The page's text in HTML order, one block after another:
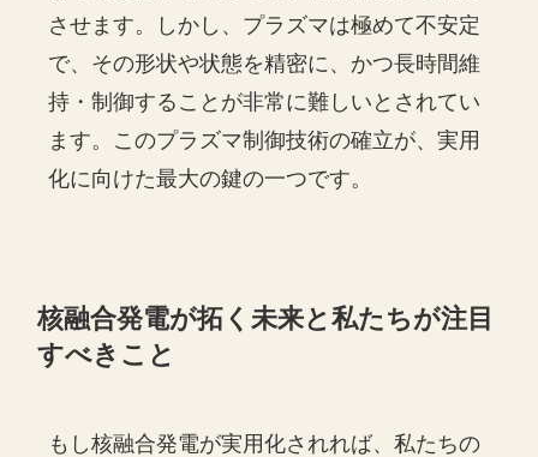
させます。しかし、プラズマは極めて不安定
で、その形状や状態を精密に、かつ長時間維
持・制御することが非常に難しいとされてい
ます。このプラズマ制御技術の確立が、実用
化に向けた最大の鍵の一つです。
核融合発電が拓く未来と私たちが注目
すべきこと
もし核融合発電が実用化されれば、私たちの